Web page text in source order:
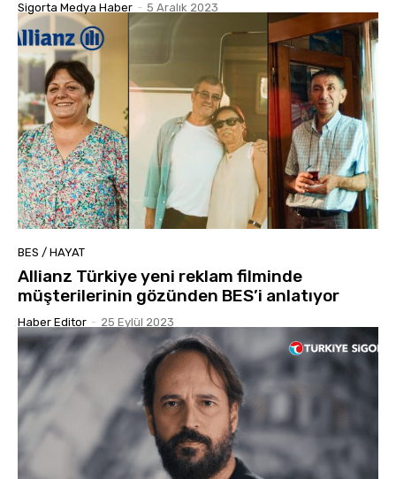
Sigorta Medya Haber - 5 Aralık 2023
BES / HAYAT
Allianz Türkiye yeni reklam filminde
müşterilerinin gözünden BES’i anlatıyor
Haber Editor - 25 Eylül 2023